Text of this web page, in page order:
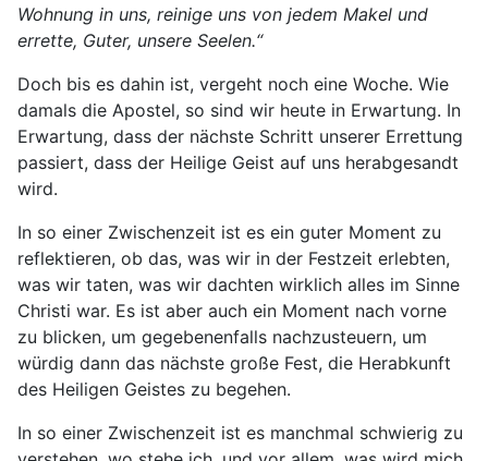
Wohnung in uns, reinige uns von jedem Makel und
errette, Guter, unsere Seelen.“
Doch bis es dahin ist, vergeht noch eine Woche. Wie
damals die Apostel, so sind wir heute in Erwartung. In
Erwartung, dass der nächste Schritt unserer Errettung
passiert, dass der Heilige Geist auf uns herabgesandt
wird.
In so einer Zwischenzeit ist es ein guter Moment zu
reflektieren, ob das, was wir in der Festzeit erlebten,
was wir taten, was wir dachten wirklich alles im Sinne
Christi war. Es ist aber auch ein Moment nach vorne
zu blicken, um gegebenenfalls nachzusteuern, um
würdig dann das nächste große Fest, die Herabkunft
des Heiligen Geistes zu begehen.
In so einer Zwischenzeit ist es manchmal schwierig zu